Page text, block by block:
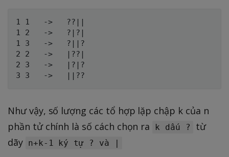
1 1   ->   ??||
1 2   ->   ?|?|
1 3   ->   ?||?
2 2   ->   |??|
2 3   ->   |?|?
Như vậy, số lượng các tổ hợp lặp chập k của n
phần tử chính là số cách chọn ra
k dấu ?
từ
dãy n+k-1 ký tự ? và |